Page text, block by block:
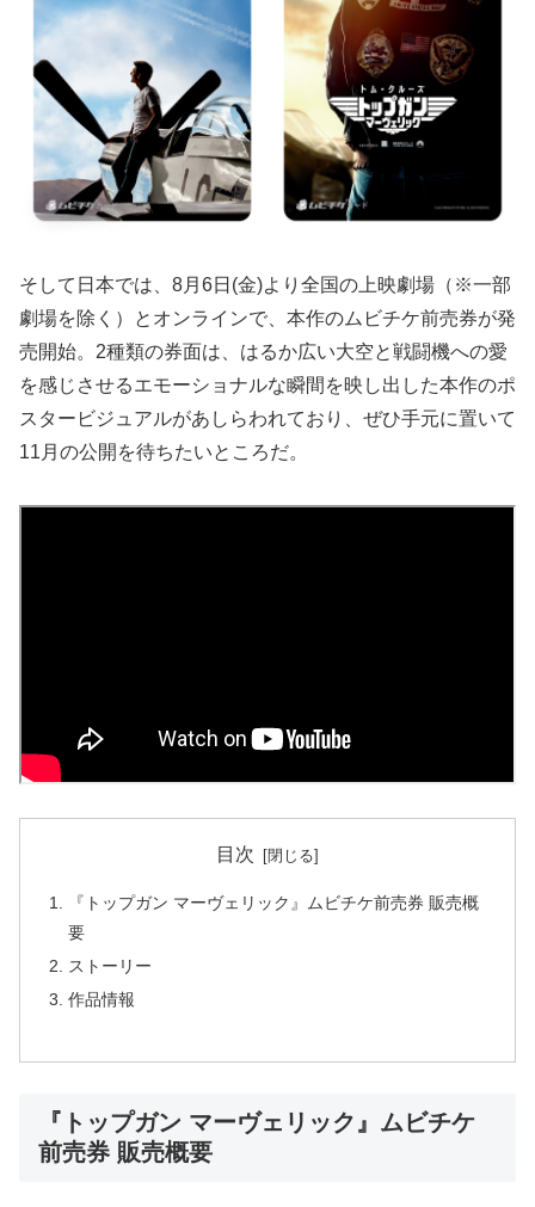
そして日本では、8月6日(金)より全国の上映劇場（※一部
劇場を除く）とオンラインで、本作のムビチケ前売券が発
売開始。2種類の券面は、はるか広い大空と戦闘機への愛
を感じさせるエモーショナルな瞬間を映し出した本作のポ
スタービジュアルがあしらわれており、ぜひ手元に置いて
11月の公開を待ちたいところだ。
目次
『トップガン マーヴェリック』ムビチケ前売券 販売概
要
ストーリー
作品情報
『トップガン マーヴェリック』ムビチケ
前売券 販売概要